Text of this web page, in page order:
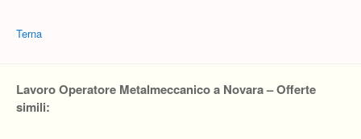
Terna
Lavoro Operatore Metalmeccanico a Novara – Offerte
simili: